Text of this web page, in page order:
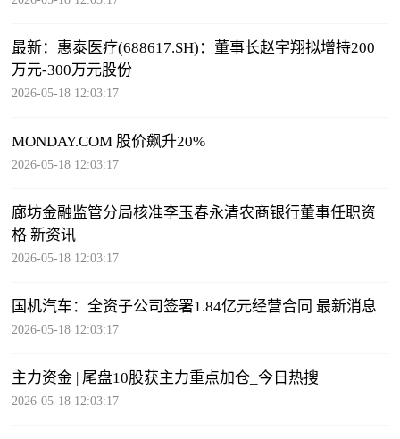
最新：惠泰医疗(688617.SH)：董事长赵宇翔拟增持200
万元-300万元股份
2026-05-18 12:03:17
MONDAY.COM 股价飙升20%
2026-05-18 12:03:17
廊坊金融监管分局核准李玉春永清农商银行董事任职资
格 新资讯
2026-05-18 12:03:17
国机汽车：全资子公司签署1.84亿元经营合同 最新消息
2026-05-18 12:03:17
主力资金 | 尾盘10股获主力重点加仓_今日热搜
2026-05-18 12:03:17